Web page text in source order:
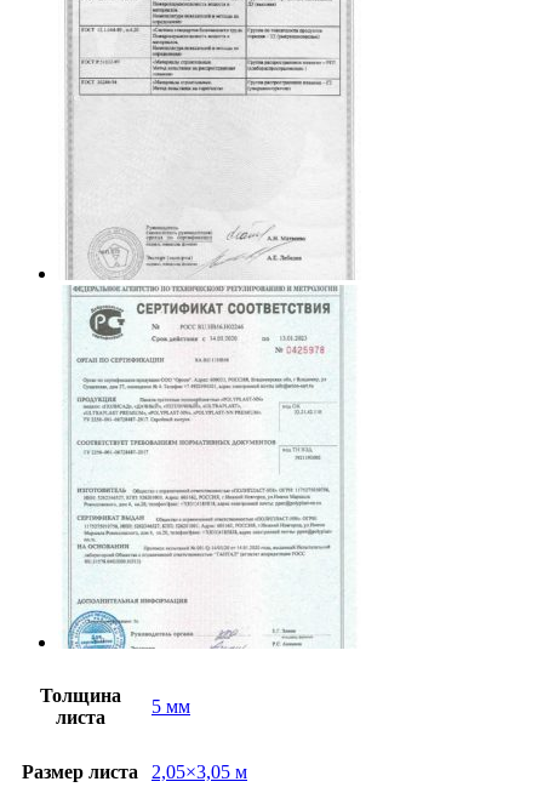
Толщина
листа
5 мм
Размер листа 2,05×3,05 м